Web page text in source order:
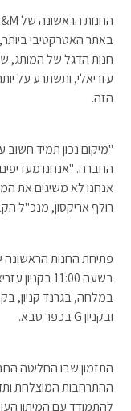
באתר האטרקטיבי
חנות הדגל של המותג,
הזה.
"מיקום נכון תמיד חשוב
החברה. "אנחנו
אנחנו לא משיגים את
רולף אריקסון, מנכ"ל
במלחה, בגרנד קניון,
ובקניון G בכפר סבא.
התזמון שבו החליטה
להתמודד עם המיתון